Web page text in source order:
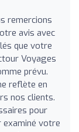
remercions
avis avec
que votre
Voyages
prévu.
reflète en
nos clients.
pour
examiné votre